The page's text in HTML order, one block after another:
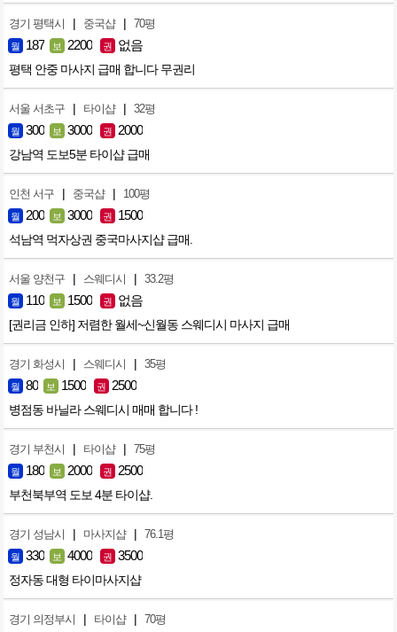
경기 평택시 | 중국샵 | 70평
월 187 보 2200 권 없음
평택 안중 마사지 급매 합니다 무권리
서울 서초구 | 타이샵 | 32평
월 300 보 3000 권 2000
강남역 도보5분 타이샵 급매
인천 서구 | 중국샵 | 100평
월 200 보 3000 권 1500
석남역 먹자상권 중국마사지샵 급매.
서울 양천구 | 스웨디시 | 33.2평
월 110 보 1500 권 없음
[권리금 인하] 저렴한 월세~신월동 스웨디시 마사지 급매
경기 화성시 | 스웨디시 | 35평
월 80 보 1500 권 2500
병점동 바닐라 스웨디시 매매 합니다 !
경기 부천시 | 타이샵 | 75평
월 180 보 2000 권 2500
부천북부역 도보 4분 타이샵.
경기 성남시 | 마사지샵 | 76.1평
월 330 보 4000 권 3500
정자동 대형 타이마사지샵
경기 의정부시 | 타이샵 | 70평